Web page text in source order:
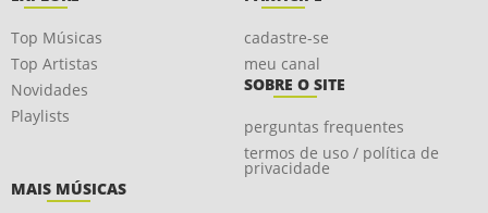
Top Músicas
Top Artistas
Novidades
Playlists
cadastre-se
meu canal
SOBRE O SITE
perguntas frequentes
termos de uso / política de
privacidade
MAIS MÚSICAS